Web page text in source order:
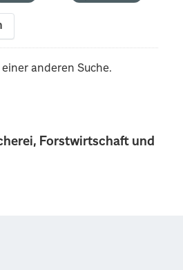
Forstwirtschaft und
anderen Suche.